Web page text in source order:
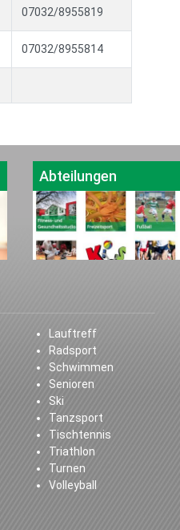
07032/8955819
07032/8955814
Abteilungen
Lauftreff
Radsport
Schwimmen
Senioren
Ski
Tanzsport
Tischtennis
Triathlon
Turnen
Volleyball